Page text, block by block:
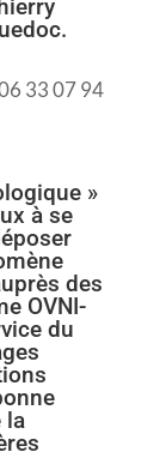
33 07 94
»
à se
des
OVNI-
du
la